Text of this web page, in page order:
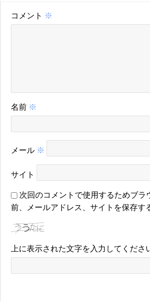
コメント ※
名前 ※
メール ※
サイト
次回のコメントで使用するためブラ
前、メールアドレス、サイトを保存す
上に表示された文字を入力してくださ